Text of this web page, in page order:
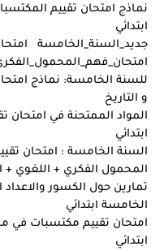
نماذج امتحان تقييم
ابتدائي
جديد_السنة_الخامسة
للسنة الخامسة: نماذج
و التاريخ
المواد الممتحنة في
ابتدائي
السنة الخامسة : امتحان
المحمول الفكري + اللغوي +
تمارين حول الكسور
الخامسة ابتدائي
امتحان تقييم مكتسبات في
ابتدائي